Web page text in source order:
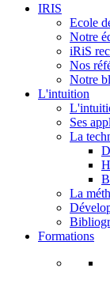
IRIS
Ecole
Notre
iRiS
Nos
Notre
L'intuition
Ses
La
La
Formations